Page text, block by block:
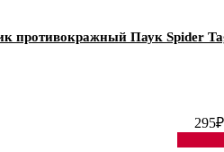
противокражный Паук Spider
295₽